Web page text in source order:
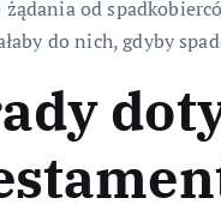
od
do nich, gdyby